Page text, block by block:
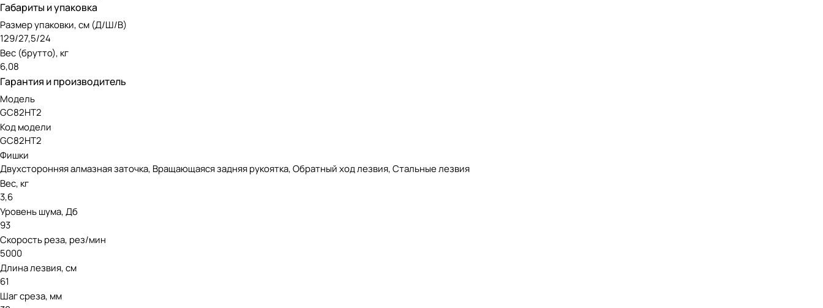
Габариты и упаковка
Размер упаковки, см (Д/Ш/В)
129/27,5/24
Вес (брутто), кг
6,08
Гарантия и производитель
Модель
GC82HT2
Код модели
GC82HT2
Фишки
Двухсторонняя алмазная заточка, Вращающаяся задняя рукоятка, Обратный ход лезвия, Стальные лезвия
Вес, кг
3,6
Уровень шума, Дб
93
Скорость реза, рез/мин
5000
Длина лезвия, см
61
Шаг среза, мм